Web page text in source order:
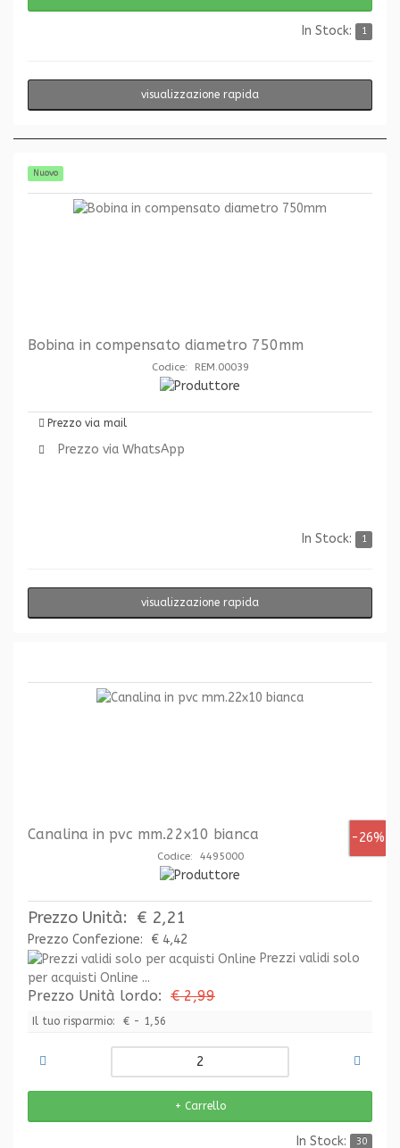
In Stock: 1
visualizzazione rapida
Nuovo
Bobina in compensato diametro 750mm
Codice: REM.00039
Prezzo via mail
Prezzo via WhatsApp
In Stock: 1
visualizzazione rapida
-26%
Canalina in pvc mm.22x10 bianca
Codice: 4495000
Prezzo Unità: € 2,21
Prezzo Confezione:
€ 4,42
Prezzi validi solo
per acquisti Online ...
Prezzo Unità lordo: € 2,99
Il tuo risparmio: € - 1,56
In Stock: 30